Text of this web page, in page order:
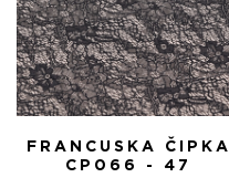
FRANCUSKA ČIPKA
CP066 - 47